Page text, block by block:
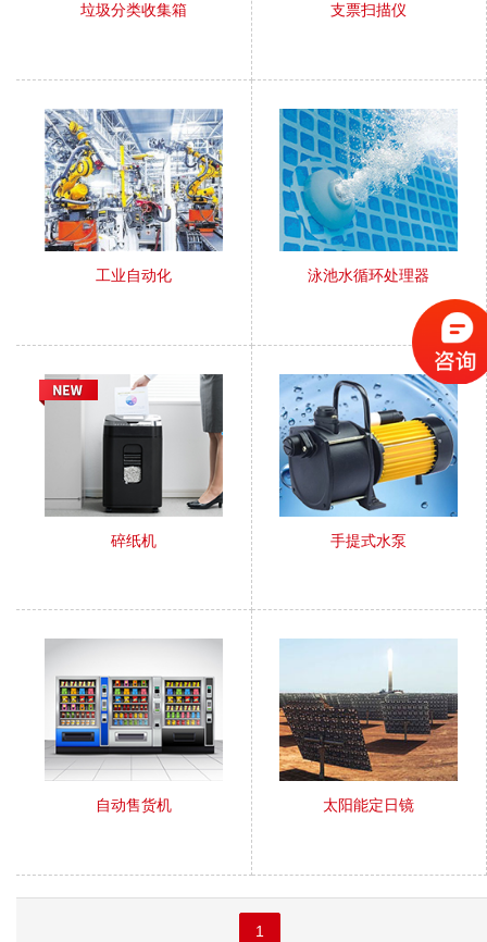
垃圾分类收集箱 支票扫描仪
工业自动化 泳池水循环处理器
碎纸机 手提式水泵
自动售货机 太阳能定日镜
1